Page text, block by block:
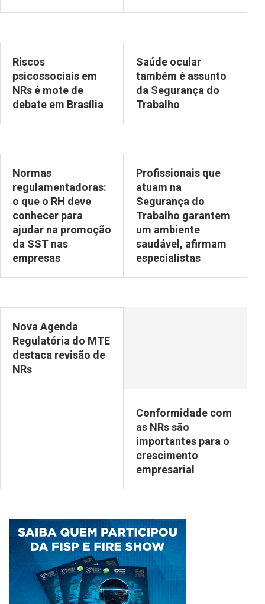
Riscos
psicossociais em
NRs é mote de
debate em Brasília
Saúde ocular
também é assunto
da Segurança do
Trabalho
Normas
regulamentadoras:
o que o RH deve
conhecer para
ajudar na promoção
da SST nas
empresas
Profissionais que
atuam na
Segurança do
Trabalho garantem
um ambiente
saudável, afirmam
especialistas
Nova Agenda
Regulatória do MTE
destaca revisão de
NRs
Conformidade com
as NRs são
importantes para o
crescimento
empresarial